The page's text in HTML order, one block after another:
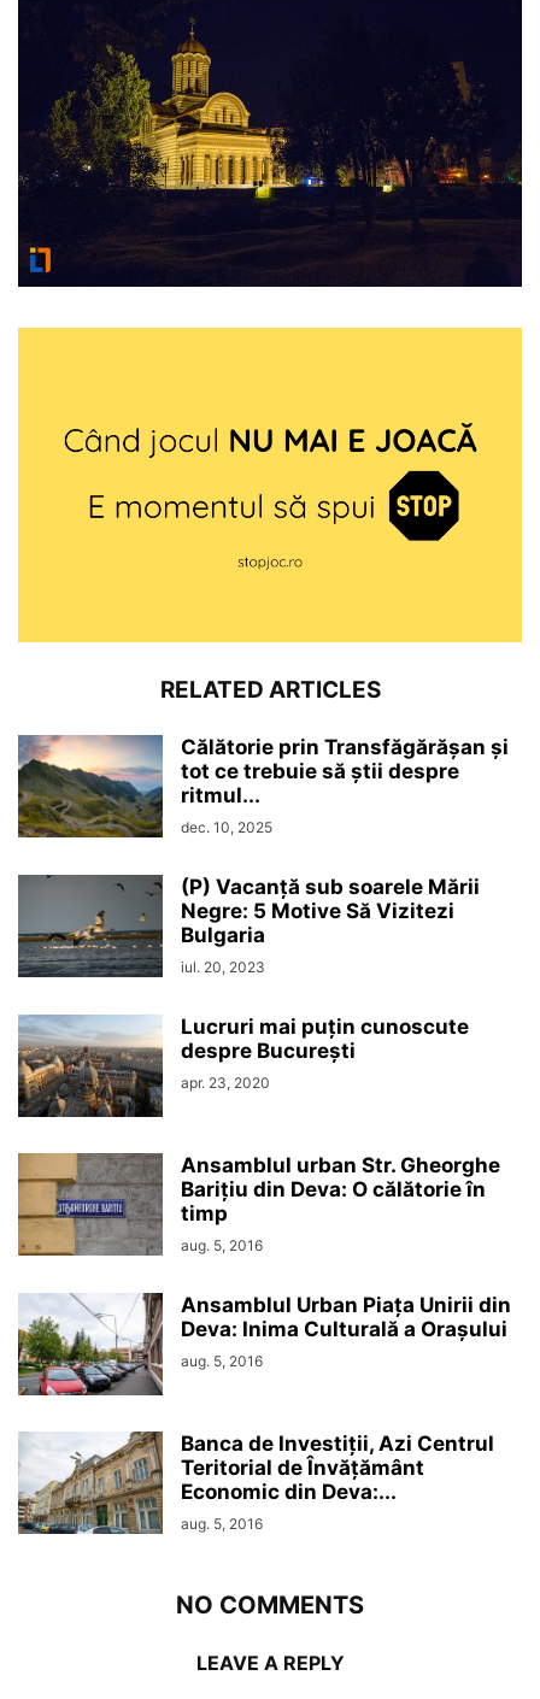
RELATED ARTICLES
Călătorie prin Transfăgărășan și
tot ce trebuie să știi despre
ritmul...
dec. 10, 2025
(P) Vacanță sub soarele Mării
Negre: 5 Motive Să Vizitezi
Bulgaria
iul. 20, 2023
Lucruri mai puțin cunoscute
despre București
apr. 23, 2020
Ansamblul urban Str. Gheorghe
Barițiu din Deva: O călătorie în
timp
aug. 5, 2016
Ansamblul Urban Piața Unirii din
Deva: Inima Culturală a Orașului
aug. 5, 2016
Banca de Investiții, Azi Centrul
Teritorial de Învățământ
Economic din Deva:...
aug. 5, 2016
NO COMMENTS
LEAVE A REPLY